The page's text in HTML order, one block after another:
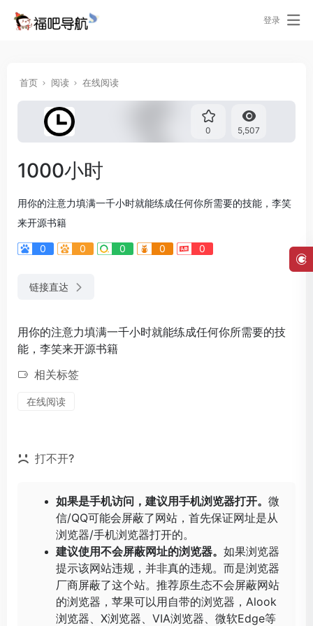
登录
首页 阅读 在线阅读
0 5,507
1000小时
用你的注意力填满一千小时就能练成任何你所需要的技能，李笑
来开源书籍
0 0 0 0 0
链接直达
用你的注意力填满一千小时就能练成任何你所需要的技
能，李笑来开源书籍
相关标签
在线阅读
打不开?
如果是手机访问，建议用手机浏览器打开。 微
信/QQ可能会屏蔽了网站，首先保证网址是从
浏览器/手机浏览器打开的。
建议使用不会屏蔽网址的浏览器。 如果浏览器
提示该网站违规，并非真的违规。而是浏览器
厂商屏蔽了这个站。推荐原生态不会屏蔽网站
的浏览器，苹果可以用自带的浏览器， Alook
浏览器
X浏览器 VIA浏览器 微软Edge等